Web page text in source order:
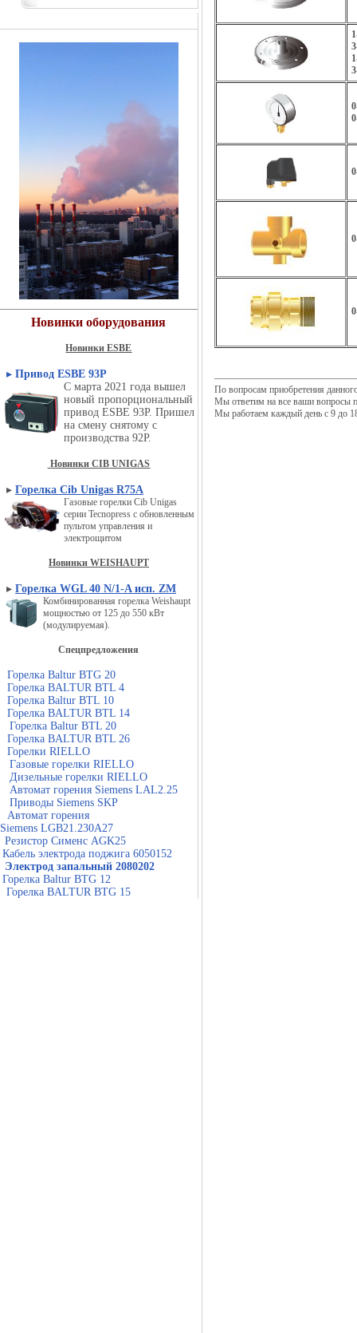
Новинки оборудования
Новинки ESBE
▸ Привод ESBE 93P
С марта 2021 года вышел
новый пропорциональный
привод ESBE 93P. Пришел
на смену снятому с
производства 92P.
Новинки CIB UNIGAS
▸ Горелка Cib Unigas R75A
Газовые горелки Cib Unigas
серии Tecnopress с обновленным
пультом управления и
электрощитом
Новинки WEISHAUPT
▸ Горелка WGL 40 N/1-A исп. ZM
Комбинированная горелка Weishaupt
мощностью от 125 до 550 кВт
(модулируемая).
Спецпредложения
Горелка Baltur BTG 20
Горелка BALTUR BTL 4
Горелка Baltur BTL 10
Горелка BALTUR BTL 14
Горелка Baltur BTL 20
Горелка BALTUR BTL 26
Горелки RIELLO
Газовые горелки RIELLO
Дизельные горелки RIELLO
Автомат горения Siemens LAL2.25
Приводы Siemens SKP
Автомат горения
Siemens LGB21.230A27
Резистор Сименс AGK25
Кабель электрода поджига 6050152
Электрод запальный 2080202
Горелка Baltur BTG 12
Горелка BALTUR BTG 15
По вопросам приобретения
Мы ответим на все ваши вопросы
Мы работаем каждый день с 9 до